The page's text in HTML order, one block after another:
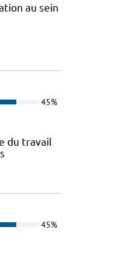
au sein
45%
du travail
45%